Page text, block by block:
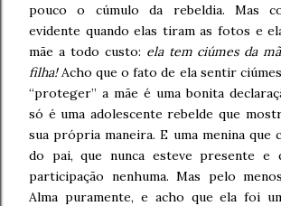
pouco o cúmulo da rebeldia. Mas
evidente quando elas tiram as fotos e
mãe a todo custo: ela tem ciúmes da
filha!Acho que o fato de ela sentir
“proteger” a mãe é uma bonita
só é uma adolescente rebelde que
sua própria maneira. E uma menina que
do pai, que nunca esteve presente e
participação nenhuma. Mas pelo
Alma puramente, e acho que ela foi